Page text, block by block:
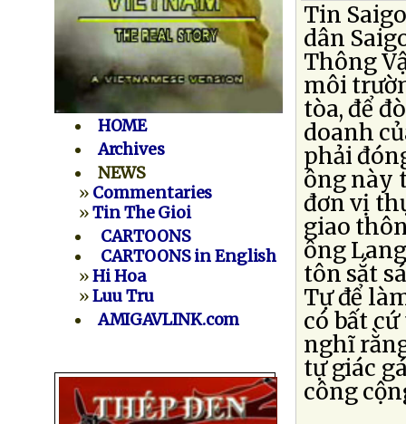
HOME
Archives
NEWS
» Commentaries
»Tin The Gioi
CARTOONS
CARTOONS in English
»Hi Hoa
»Luu Tru
AMIGAVLINK.com
Tin
dân
Thông
môi
tòa, để
doanh
phải
ông này
đơn vị
giao
ông
tôn sắt
Tự để
có bất
nghĩ
tự giác
công